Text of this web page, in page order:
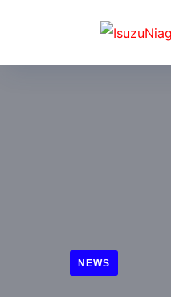
NEWS